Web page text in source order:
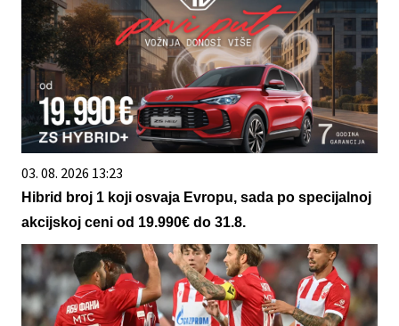
03. 08. 2026 13:23
Hibrid broj 1 koji osvaja Evropu, sada po specijalnoj
akcijskoj ceni od 19.990€ do 31.8.